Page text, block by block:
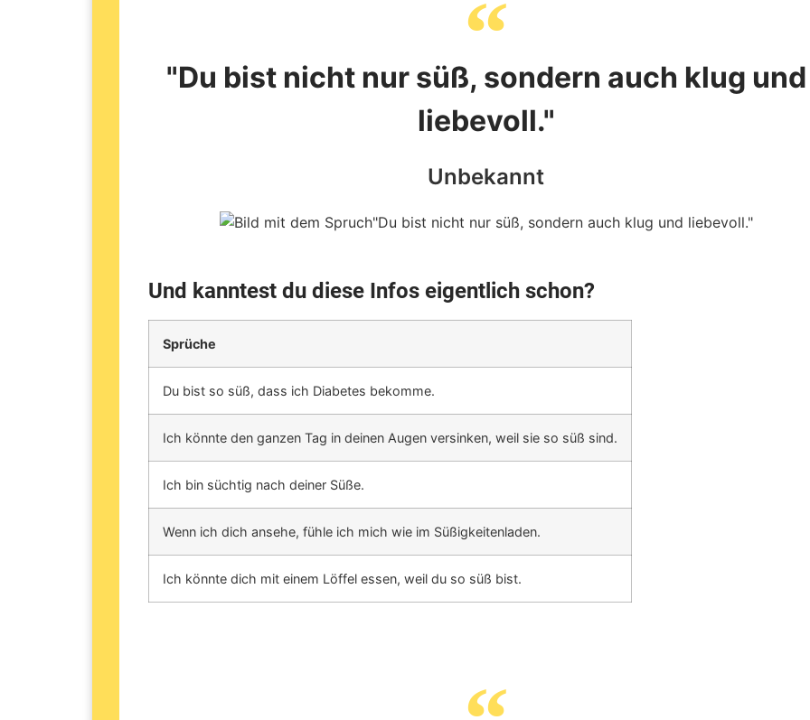
"Du bist nicht nur süß, sondern auch klug und
liebevoll."
Unbekannt
Und kanntest du diese Infos eigentlich schon?
Sprüche
Du bist so süß, dass ich Diabetes bekomme.
Ich könnte den ganzen Tag in deinen Augen versinken, weil sie so süß sind.
Ich bin süchtig nach deiner Süße.
Wenn ich dich ansehe, fühle ich mich wie im Süßigkeitenladen.
Ich könnte dich mit einem Löffel essen, weil du so süß bist.